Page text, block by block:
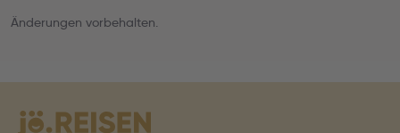
Änderungen vorbehalten.